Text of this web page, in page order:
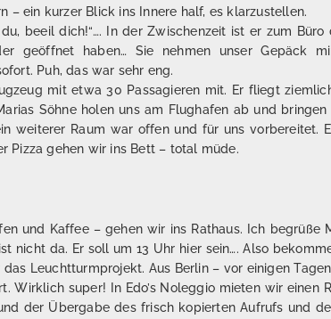
– ein kurzer Blick ins Innere half, es klarzustellen.
beeil dich!“…. In der Zwischenzeit ist er zum
geöffnet haben… Sie nehmen unser Gepäck
Puh, das war sehr eng.
mit etwa 30 Passagieren mit. Er fliegt
Söhne holen uns am Flughafen ab und
weiterer Raum war offen und für uns vorbereitet.
Pizza gehen wir ins Bett – total müde.
und Kaffee – gehen wir ins Rathaus. Ich
nicht da. Er soll um 13 Uhr hier sein…. Also
Leuchtturmprojekt. Aus Berlin – vor einigen
Wirklich super! In Edo’s Noleggio mieten wir einen
der Übergabe des frisch kopierten Aufrufs und